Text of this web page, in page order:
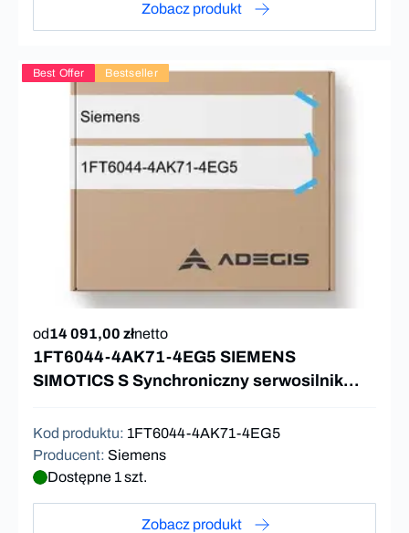
Zobacz produkt
Best Offer Bestseller
od14 091,00 złnetto
1FT6044-4AK71-4EG5 SIEMENS
SIMOTICS S Synchroniczny serwosilnik
Kod produktu: 1FT6044-4AK71-4EG5
Producent: Siemens
Dostępne 1 szt.
Zobacz produkt